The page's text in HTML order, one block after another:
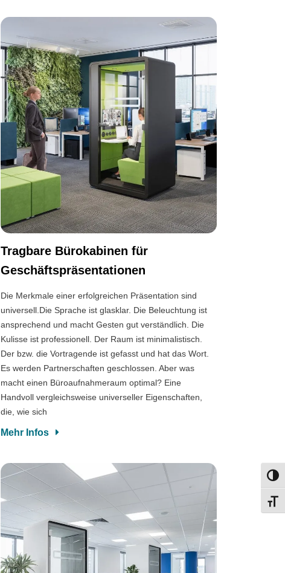
Tragbare Bürokabinen für
Geschäftspräsentationen
Die Merkmale einer erfolgreichen Präsentation sind
universell.Die Sprache ist glasklar. Die Beleuchtung ist
ansprechend und macht Gesten gut verständlich. Die
Kulisse ist professionell. Der Raum ist minimalistisch.
Der bzw. die Vortragende ist gefasst und hat das Wort.
Es werden Partnerschaften geschlossen. Aber was
macht einen Büroaufnahmeraum optimal? Eine
Handvoll vergleichsweise universeller Eigenschaften,
die, wie sich
Mehr Infos